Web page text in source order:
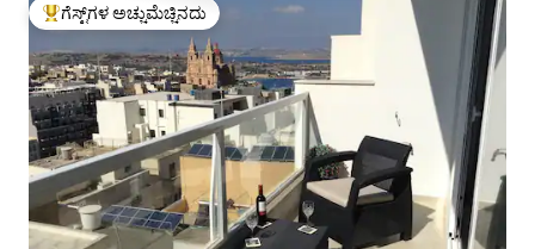
ಗೆಸ್ಟ್‌ಗಳಿಗೆ ಅತಿ ಹೆಚ್ಚು ಅಚ್ಚುಮೆಚ್ಚಿನದು
ಗೆಸ್ಟ್‌ಗಳ ಅಚ್ಚುಮೆಚ್ಚಿನದು